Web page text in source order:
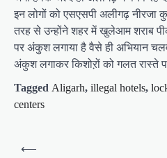
इन लोगों को एसएसपी अलीगढ़ नीरजा
तरह से उन्होंने शहर में खुलेआम शराब
पर अंकुश लगाया है वैसे ही अभियान
अंकुश लगाकर किशोऱों को गलत रास्ते
Tagged Aligarh, illegal hotels,
centers
⟵